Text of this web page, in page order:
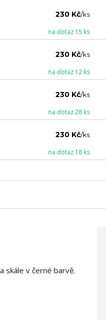
230 Kč/ks
na dotaz 15 ks
230 Kč/ks
na dotaz 12 ks
230 Kč/ks
na dotaz 28 ks
230 Kč/ks
na dotaz 18 ks
skále v černé barvě.